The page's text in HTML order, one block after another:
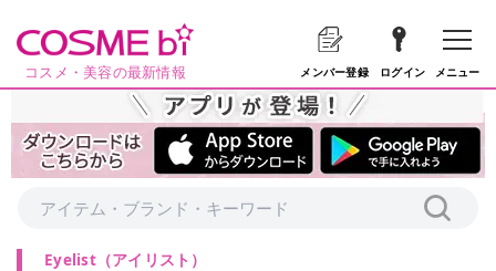
コスメ・美容の最新情報 メンバー登録 ログイン メニュー
Eyelist（アイリスト ）